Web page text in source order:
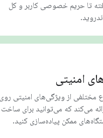
تا حریم خصوصی کاربر و کل
امنیتی
مختلفی از ویژگی‌های امنیتی روی
می‌کند که می‌توانید برای ساخت
ممکن پیاده‌سازی کنید.